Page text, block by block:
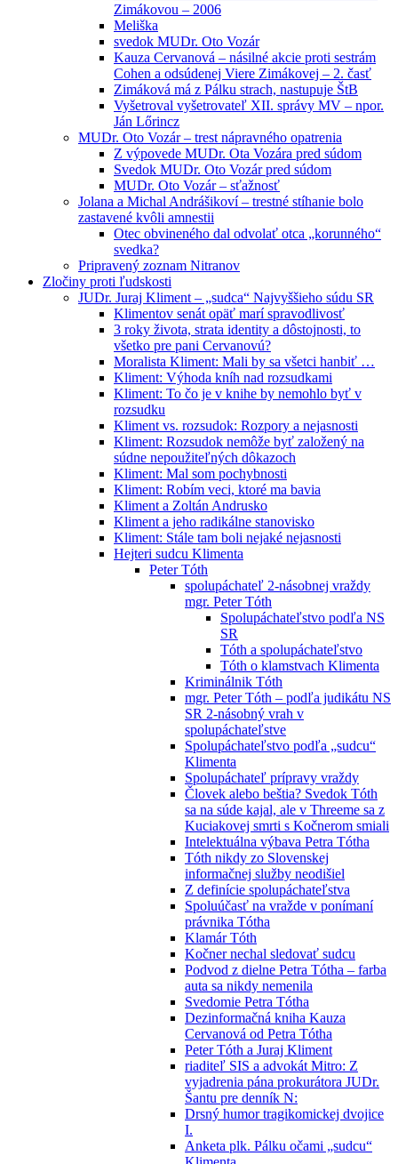
Zimákovou – 2006
Meliška
svedok MUDr. Oto Vozár
Kauza Cervanová – násilné akcie proti sestrám
Cohen a odsúdenej Viere Zimákovej – 2. časť
Zimáková má z Pálku strach, nastupuje ŠtB
Vyšetroval vyšetrovateľ XII. správy MV – npor.
Ján Lőrincz
MUDr. Oto Vozár – trest nápravného opatrenia
Z výpovede MUDr. Ota Vozára pred súdom
Svedok MUDr. Oto Vozár pred súdom
MUDr. Oto Vozár – sťažnosť
Jolana a Michal Andrášikoví – trestné stíhanie bolo
zastavené kvôli amnestii
Otec obvineného dal odvolať otca „korunného“
svedka?
Pripravený zoznam Nitranov
Zločiny proti ľudskosti
JUDr. Juraj Kliment – „sudca“ Najvyššieho súdu SR
Klimentov senát opäť marí spravodlivosť
3 roky života, strata identity a dôstojnosti, to
všetko pre pani Cervanovú?
Moralista Kliment: Mali by sa všetci hanbiť …
Kliment: Výhoda kníh nad rozsudkami
Kliment: To čo je v knihe by nemohlo byť v
rozsudku
Kliment vs. rozsudok: Rozpory a nejasnosti
Kliment: Rozsudok nemôže byť založený na
súdne nepoužiteľných dôkazoch
Kliment: Mal som pochybnosti
Kliment: Robím veci, ktoré ma bavia
Kliment a Zoltán Andrusko
Kliment a jeho radikálne stanovisko
Kliment: Stále tam boli nejaké nejasnosti
Hejteri sudcu Klimenta
Peter Tóth
spolupáchateľ 2-násobnej vraždy
mgr. Peter Tóth
Spolupáchateľstvo podľa NS
SR
Tóth a spolupáchateľstvo
Tóth o klamstvach Klimenta
Kriminálnik Tóth
mgr. Peter Tóth – podľa judikátu NS
SR 2-násobný vrah v
spolupáchateľstve
Spolupáchateľstvo podľa „sudcu“
Klimenta
Spolupáchateľ prípravy vraždy
Človek alebo beštia? Svedok Tóth
sa na súde kajal, ale v Threeme sa z
Kuciakovej smrti s Kočnerom smiali
Intelektuálna výbava Petra Tótha
Tóth nikdy zo Slovenskej
informačnej služby neodišiel
Z definície spolupáchateľstva
Spoluúčasť na vražde v ponímaní
právnika Tótha
Klamár Tóth
Kočner nechal sledovať sudcu
Podvod z dielne Petra Tótha – farba
auta sa nikdy nemenila
Svedomie Petra Tótha
Dezinformačná kniha Kauza
Cervanová od Petra Tótha
Peter Tóth a Juraj Kliment
riaditeľ SIS a advokát Mitro: Z
vyjadrenia pána prokurátora JUDr.
Šantu pre denník N:
Drsný humor tragikomickej dvojice
I.
Anketa plk. Pálku očami „sudcu“